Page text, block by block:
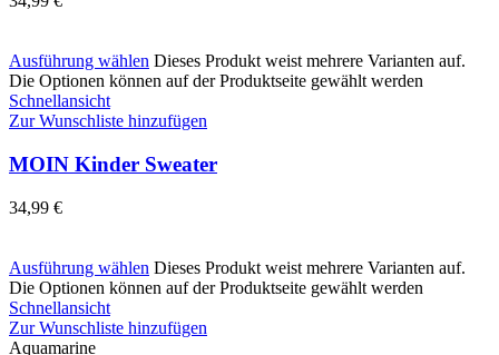
Ausführung wählen Dieses Produkt weist mehrere Varianten auf.
Die Optionen können auf der Produktseite gewählt werden
Schnellansicht
Zur Wunschliste hinzufügen
MOIN Kinder Sweater
34,99 €
Ausführung wählen Dieses Produkt weist mehrere Varianten auf.
Die Optionen können auf der Produktseite gewählt werden
Schnellansicht
Zur Wunschliste hinzufügen
Aquamarine